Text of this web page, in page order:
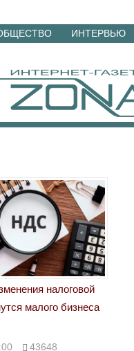
ИНТЕРВЬЮ
налоговой
малого бизнеса
43648